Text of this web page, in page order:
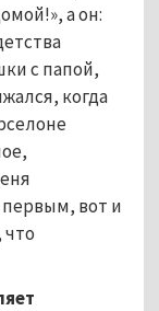
а он:
с папой,
когда
вот и